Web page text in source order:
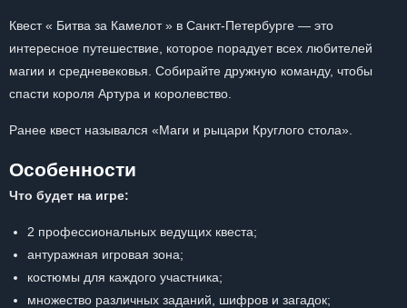
Квест « Битва за Камелот » в Санкт-Петербурге — это
интересное путешествие, которое порадует всех любителей
магии и средневековья. Собирайте дружную команду, чтобы
спасти короля Артура и королевство.
Ранее квест назывался «Маги и рыцари Круглого стола».
Особенности
Что будет на игре:
2 профессиональных ведущих квеста;
антуражная игровая зона;
костюмы для каждого участника;
множество различных заданий, шифров и загадок;